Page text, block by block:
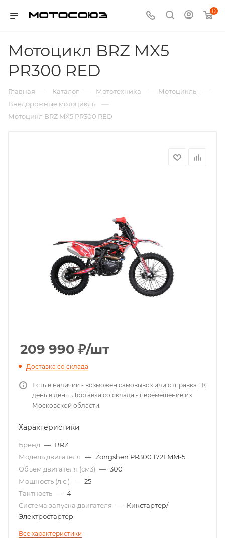
0
Мотоцикл BRZ MX5
PR300 RED
Главная — Каталог — Мототехника — Мотоциклы —
Внедорожные мотоциклы —
Мотоцикл BRZ MX5 PR300 RED
209 990 ₽/шт
Доставка со склада
Есть в наличии - возможен самовывоз или отправка ТК
день в день. Доставка со склада - перемещение из
Московской области.
Характеристики
Бренд — BRZ
Модель двигателя — Zongshen PR300 172FMM-5
Объем двигателя (см3) — 300
Мощность (л.с.) — 25
Тактность — 4
Система запуска двигателя — Кикстартер/
Электростартер
Все характеристики